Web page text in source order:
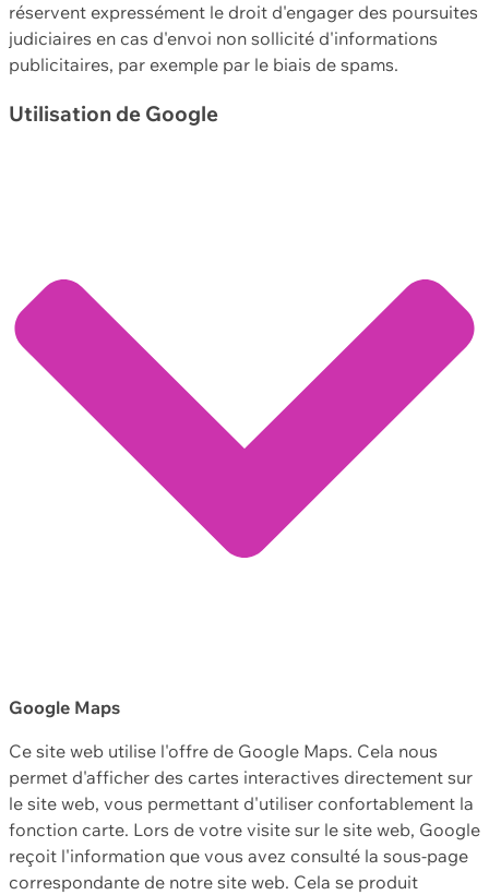
réservent expressément le droit d'engager des poursuites
judiciaires en cas d'envoi non sollicité d'informations
publicitaires, par exemple par le biais de spams.
Utilisation de Google
Google Maps
Ce site web utilise l'offre de Google Maps. Cela nous
permet d'afficher des cartes interactives directement sur
le site web, vous permettant d'utiliser confortablement la
fonction carte. Lors de votre visite sur le site web, Google
reçoit l'information que vous avez consulté la sous-page
correspondante de notre site web. Cela se produit